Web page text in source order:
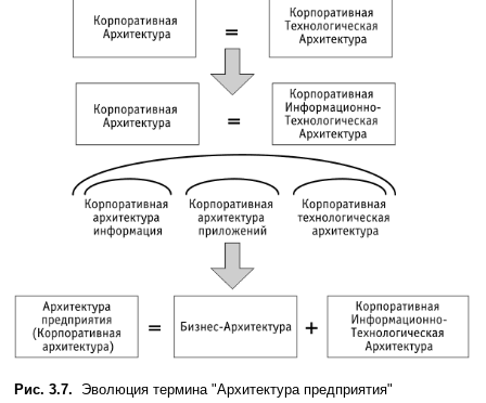
Рис. 3.7. Эволюция термина "Архитектура предприятия"